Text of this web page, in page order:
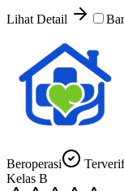
Lihat Detail
Beroperasi
Kelas B